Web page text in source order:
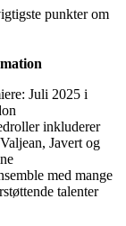
punkter om
Juli 2025 i
inkluderer
Javert og
med mange
talenter